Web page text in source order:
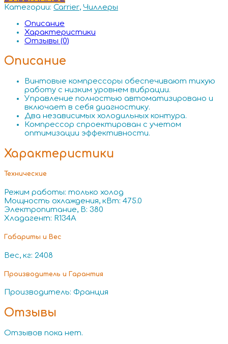
Категории: Carrier, Чиллеры
Описание
Характеристики
Отзывы (0)
Описание
Винтовые компрессоры обеспечивают тихую
работу с низким уровнем вибрации.
Управление полностью автоматизировано и
включает в себя диагностику.
Два независимых холодильных контура.
Компрессор спроектирован с учетом
оптимизации эффективности.
Характеристики
Технические
Режим работы: только холод
Мощность охлаждения, кВт: 475.0
Электропитание, В: 380
Хладагент: R134A
Габариты и Вес
Вес, кг: 2408
Производитель и Гарантия
Производитель: Франция
Отзывы
Отзывов пока нет.